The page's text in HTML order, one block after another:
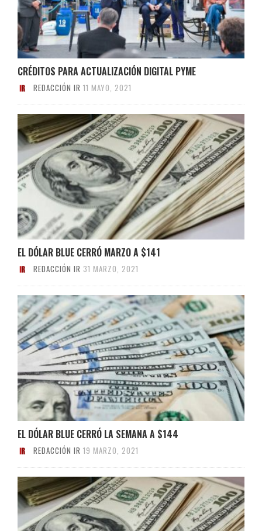
CRÉDITOS PARA ACTUALIZACIÓN DIGITAL PYME
REDACCIÓN IR 11 MAYO, 2021
EL DÓLAR BLUE CERRÓ MARZO A $141
REDACCIÓN IR 31 MARZO, 2021
EL DÓLAR BLUE CERRÓ LA SEMANA A $144
REDACCIÓN IR 19 MARZO, 2021